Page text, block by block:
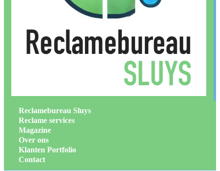
Reclamebureau Sluys
Reclame services
Magazine
Over ons
Klanten Portfolio
Contact